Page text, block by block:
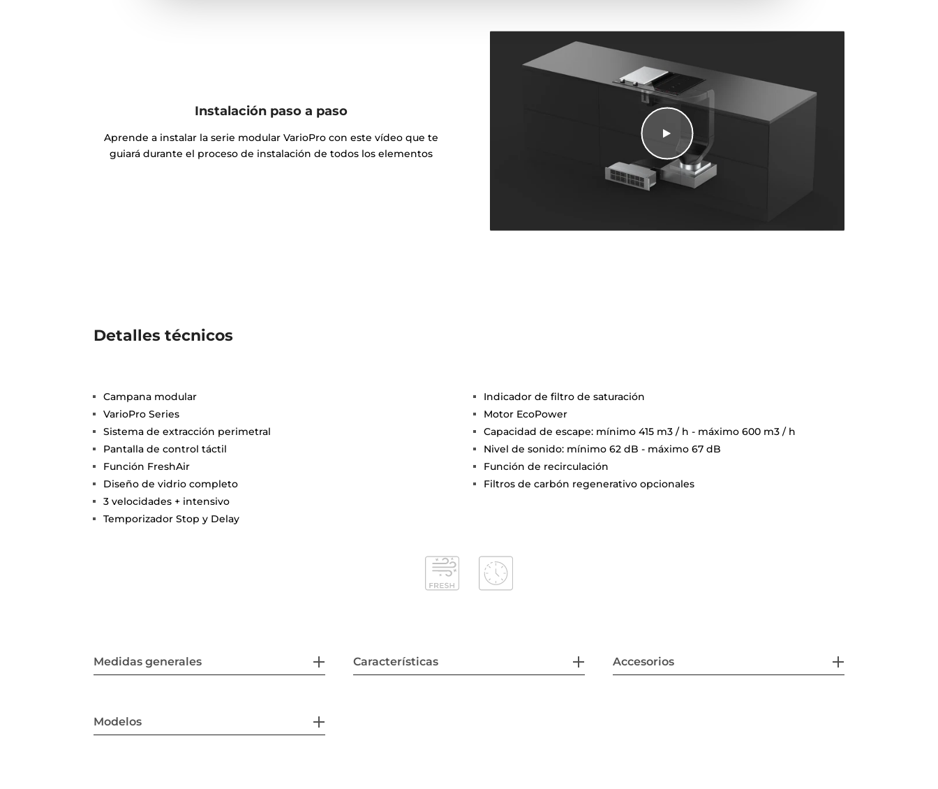
Instalación paso a paso
Aprende a instalar la serie modular VarioPro con este vídeo que te
guiará durante el proceso de instalación de todos los elementos
Detalles técnicos
Campana modular
VarioPro Series
Sistema de extracción perimetral
Pantalla de control táctil
Función FreshAir
Diseño de vidrio completo
3 velocidades + intensivo
Temporizador Stop y Delay
Indicador de filtro de saturación
Motor EcoPower
Capacidad de escape: mínimo 415 m3 / h - máximo 600 m3 / h
Nivel de sonido: mínimo 62 dB - máximo 67 dB
Función de recirculación
Filtros de carbón regenerativo opcionales
Medidas generales Características Accesorios
Modelos